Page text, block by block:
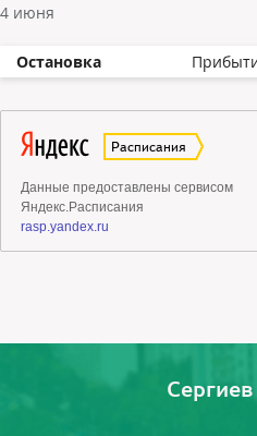
4 июня
Остановка